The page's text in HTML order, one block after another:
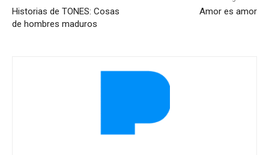
Historias de TONES: Cosas
de hombres maduros
Amor es amor